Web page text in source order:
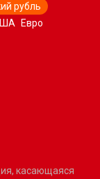
рубль
Евро
касающаяся